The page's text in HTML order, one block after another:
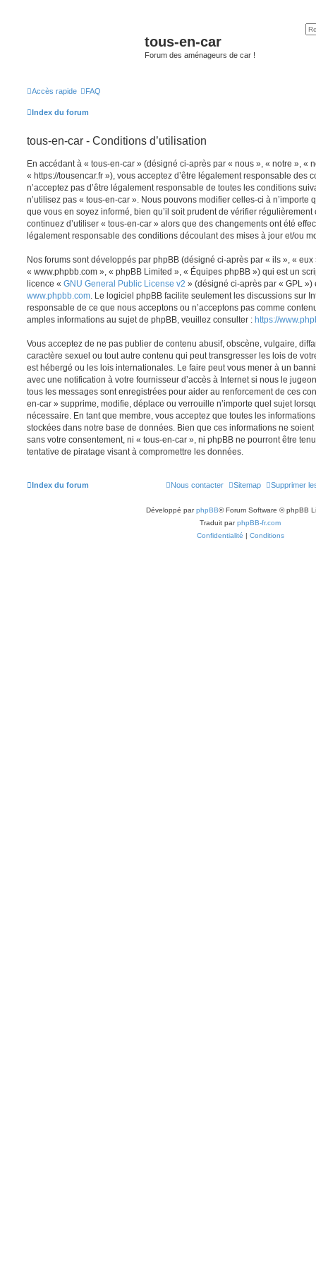
tous-en-car
Forum des aménageurs de car !
Accès rapide FAQ
Index du forum
tous-en-car - Conditions d’utilisation
En accédant à « tous-en-car » (désigné ci-après par « nous », « notre », «
« https://tousencar.fr »), vous acceptez d’être légalement responsable des
n’acceptez pas d’être légalement responsable de toutes les conditions
n’utilisez pas « tous-en-car ». Nous pouvons modifier celles-ci à n’importe
que vous en soyez informé, bien qu’il soit prudent de vérifier
continuez d’utiliser « tous-en-car » alors que des changements ont été
légalement responsable des conditions découlant des mises à jour et/ou
Nos forums sont développés par phpBB (désigné ci-après par « ils », «
« www.phpbb.com », « phpBB Limited », « Équipes phpBB ») qui est un
licence « GNU General Public License v2 » (désigné ci-après par « GPL
www.phpbb.com . Le logiciel phpBB facilite seulement les discussions sur
responsable de ce que nous acceptons ou n’acceptons pas comme
amples informations au sujet de phpBB, veuillez consulter : https://
Vous acceptez de ne pas publier de contenu abusif, obscène, vulgaire,
caractère sexuel ou tout autre contenu qui peut transgresser les lois de
est hébergé ou les lois internationales. Le faire peut vous mener à un
avec une notification à votre fournisseur d’accès à Internet si nous le
tous les messages sont enregistrées pour aider au renforcement de ces
en-car » supprime, modifie, déplace ou verrouille n’importe quel sujet
nécessaire. En tant que membre, vous acceptez que toutes les
stockées dans notre base de données. Bien que ces informations ne
sans votre consentement, ni « tous-en-car », ni phpBB ne pourront être
tentative de piratage visant à compromettre les données.
Index du forum Supprimer
Sitemap
Nous contacter
Développé parphpBB® Forum Software © phpBB
Traduit parphpBB-fr.com
Confidentialité | Conditions